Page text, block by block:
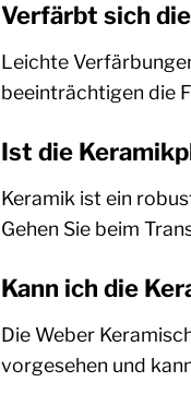
Verfärbt sich
Leichte
beeinträchtigen die
Ist die
Keramik ist ein
Gehen Sie beim
Kann ich die
Die Weber
vorgesehen und